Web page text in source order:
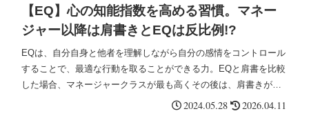
【EQ】心の知能指数を高める習慣。マネー
ジャー以降は肩書きとEQは反比例!?
EQは、自分自身と他者を理解しながら自分の感情をコントロール
することで、最適な行動を取ることができる力。EQと肩書を比較
した場合、マネージャークラスが最も高くその後は、肩書きが上
がるにつれてEQが下がっていく傾向がみられたとのこと。
2024.05.28 2026.04.11